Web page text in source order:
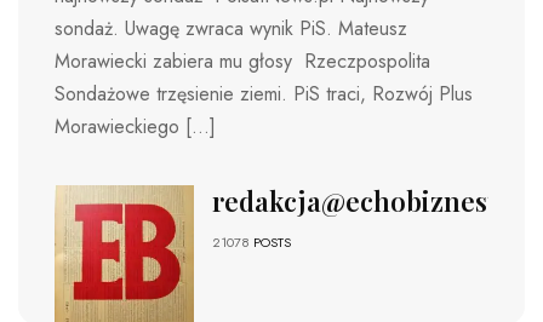
sondaż. Uwagę zwraca wynik PiS. Mateusz
Morawiecki zabiera mu głosy Rzeczpospolita
Sondażowe trzęsienie ziemi. PiS traci, Rozwój Plus
Morawieckiego […]
redakcja@echobiznesu.pl
21078 POSTS